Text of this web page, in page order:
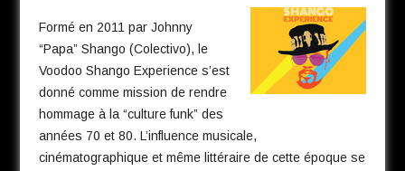
Formé en 2011 par Johnny
“Papa” Shango (Colectivo), le
Voodoo Shango Experience s’est
donné comme mission de rendre
hommage à la “culture funk” des
années 70 et 80. L’influence musicale,
cinématographique et même littéraire de cette époque se